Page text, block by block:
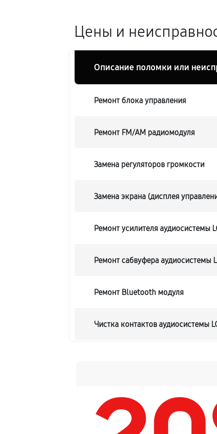
Цены и
Описание поломки или
Ремонт блока управления
Ремонт FM/AM радиомодуля
Замена регуляторов громкости
Замена экрана (дисплея
Ремонт усилителя аудиосистемы
Ремонт сабвуфера аудиосистемы
Ремонт Bluetooth модуля
Чистка контактов аудиосистемы
Восстановление после попадания